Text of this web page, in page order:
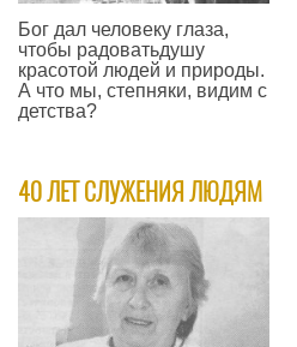
Бог дал человеку глаза,
чтобы радоватьдушу
красотой людей и природы.
А что мы, степняки, видим с
детства?
40 ЛЕТ СЛУЖЕНИЯ ЛЮДЯМ